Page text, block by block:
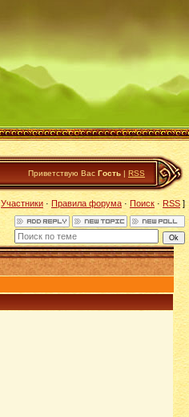
Приветствую Вас Гость | RSS
Участники · Правила форума·Поиск · RSS]